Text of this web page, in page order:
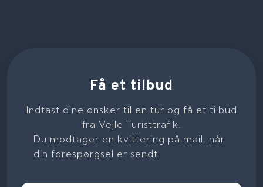
Få et tilbud
Indtast dine ønsker til en tur og få et tilbud
fra Vejle Turisttrafik.
Du modtager en kvittering på mail, når
din forespørgsel er sendt.